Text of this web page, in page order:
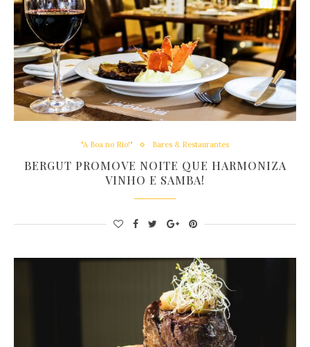
"A Boa no Rio!" Bares & Restaurantes
BERGUT PROMOVE NOITE QUE HARMONIZA
VINHO E SAMBA!